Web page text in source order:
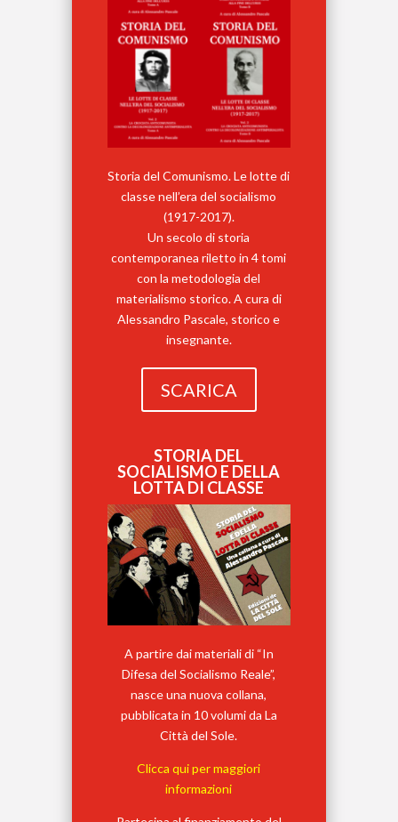
Storia del Comunismo. Le lotte di
classe nell’era del socialismo
(1917-2017).
Un secolo di storia
contemporanea riletto in 4 tomi
con la metodologia del
materialismo storico. A cura di
Alessandro Pascale, storico e
insegnante.
SCARICA
STORIA DEL
SOCIALISMO E DELLA
LOTTA DI CLASSE
A partire dai materiali di “In
Difesa del Socialismo Reale”,
nasce una nuova collana,
pubblicata in 10 volumi da La
Città del Sole.
Clicca qui per maggiori
informazioni